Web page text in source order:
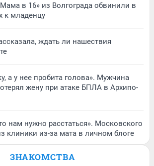
в 16» из Волгограда обвинили в
к младенцу
ждать ли нашествия
а у нее пробита голова». Мужчина
жену при атаке БПЛА в Архипо-
нам нужно расстаться». Московского
клиники из-за мата в личном блоге
ЗНАКОМСТВА